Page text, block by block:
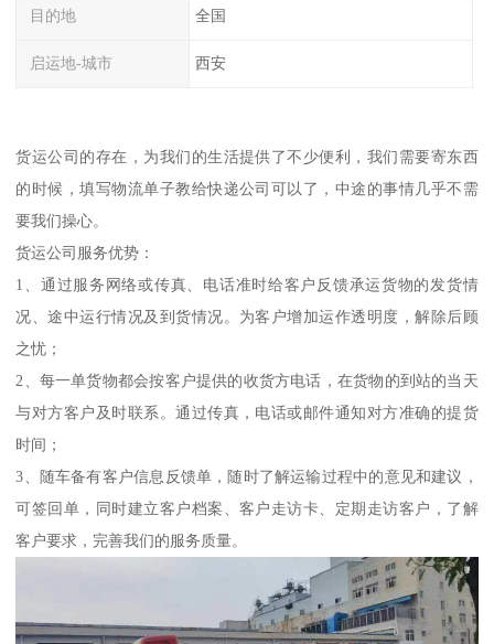
目的地 全国
启运地-城市 西安
货运公司的存在，为我们的生活提供了不少便利，我们需要寄东西
的时候，填写物流单子教给快递公司可以了，中途的事情几乎不需
要我们操心。
货运公司服务优势：
1、通过服务网络或传真、电话准时给客户反馈承运货物的发货情
况、途中运行情况及到货情况。为客户增加运作透明度，解除后顾
之忧；
2、每一单货物都会按客户提供的收货方电话，在货物的到站的当天
与对方客户及时联系。通过传真，电话或邮件通知对方准确的提货
时间；
3、随车备有客户信息反馈单，随时了解运输过程中的意见和建议，
可签回单，同时建立客户档案、客户走访卡、定期走访客户，了解
客户要求，完善我们的服务质量。